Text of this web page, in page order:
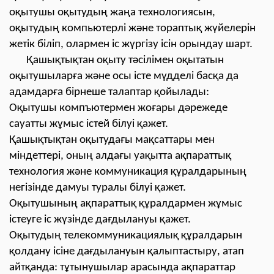
оқытушы оқытудың жаңа технологиясын,
оқытудың компьютерлі және тораптық жүйелерін
жетік біліп, олармен іс жүргізу ісін орындау шарт.
Қашықтықтан оқыту тәсілімен оқытатын
оқытушыларға және осы істе мүдделі басқа да
адамдарға бірнеше талаптар қойылады:
Оқытушы компъютермен жоғары дәрежеде
сауатты жұмыс істей білуі қажет.
Қашықтықтан оқытудағы мақсаттары мен
міндеттері, оның алдағы уақытта ақпараттық
технология және коммуникация құралдарының
негізінде дамуы туралы білуі қажет.
Оқытушының ақпараттық құралдармен жұмыс
істеуге іс жүзінде дағдылануы қажет.
Оқытудың телекоммуникациялық құралдарын
қолдану ісіне дағдылануын қалыптастыру, атап
айтқанда: тұтынушылар арасында ақпараттар